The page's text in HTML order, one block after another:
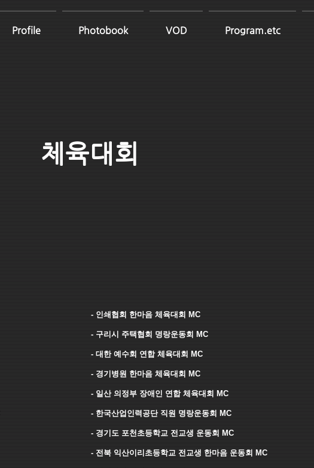
Profile Photobook VOD Program.etc
체육대회
- 인쇄협회 한마음 체육대회 MC
- 구리시 주택협회 명랑운동회 MC
- 대한 예수회 연합 체육대회 MC
- 경기병원 한마음 체육대회 MC
- 일산 의정부 장애인 연합 체육대회 MC
- 한국산업인력공단 직원 명랑운동회 MC
- 경기도 포천초등학교 전교생 운동회 MC
- 전북 익산이리초등학교 전교생 한마음 운동회 MC